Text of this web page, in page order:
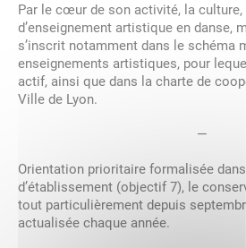
CHAM – Classes à horaires
Par le cœur de son activité, la
d’enseignement artistique en danse,
s’inscrit notamment dans le schéma
enseignements artistiques, pour
actif, ainsi que dans la charte de
Ville de Lyon.
—
Orientation prioritaire formalisée
d’établissement (objectif 7), le
tout particulièrement depuis
actualisée chaque année.